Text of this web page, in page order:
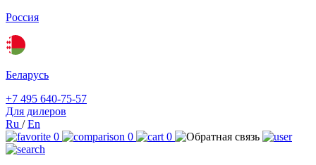
Россия
Беларусь
+7 495 640-75-57
Для дилеров
Ru /En
0
0 0